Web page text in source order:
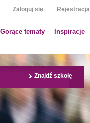
Zaloguj się Rejestracja
Gorące tematy Inspiracje
Znajdź szkołę